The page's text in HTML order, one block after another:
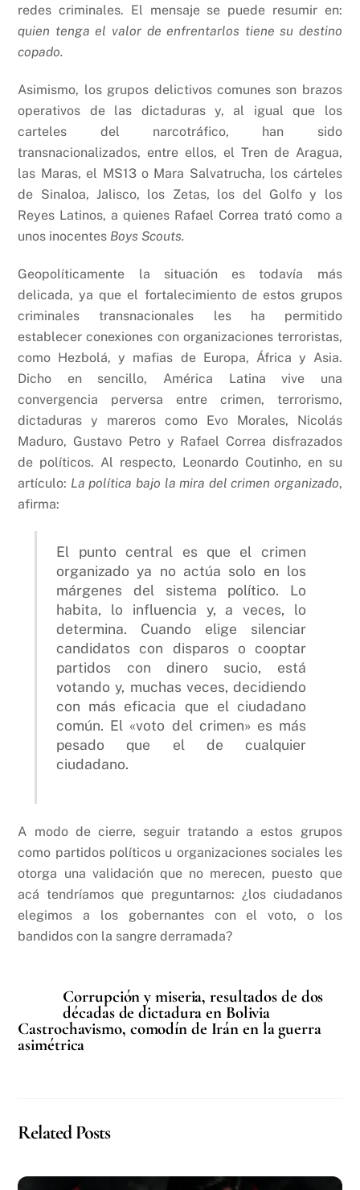
redes criminales. El mensaje se puede resumir en:
quien tenga el valor de enfrentarlos tiene su destino
copado.
Asimismo, los grupos delictivos comunes son brazos
operativos de las dictaduras y, al igual que los
carteles del narcotráfico, han sido
transnacionalizados, entre ellos, el Tren de Aragua,
las Maras, el MS13 o Mara Salvatrucha, los cárteles
de Sinaloa, Jalisco, los Zetas, los del Golfo y los
Reyes Latinos, a quienes Rafael Correa trató como a
unos inocentes Boys Scouts.
Geopolíticamente la situación es todavía más
delicada, ya que el fortalecimiento de estos grupos
criminales transnacionales les ha permitido
establecer conexiones con organizaciones terroristas,
como Hezbolá, y mafias de Europa, África y Asia.
Dicho en sencillo, América Latina vive una
convergencia perversa entre crimen, terrorismo,
dictaduras y mareros como Evo Morales, Nicolás
Maduro, Gustavo Petro y Rafael Correa disfrazados
de políticos. Al respecto, Leonardo Coutinho, en su
artículo: La política bajo la mira del crimen organizado,
afirma:
El punto central es que el crimen
organizado ya no actúa solo en los
márgenes del sistema político. Lo
habita, lo influencia y, a veces, lo
determina. Cuando elige silenciar
candidatos con disparos o cooptar
partidos con dinero sucio, está
votando y, muchas veces, decidiendo
con más eficacia que el ciudadano
común. El «voto del crimen» es más
pesado que el de cualquier
ciudadano.
A modo de cierre, seguir tratando a estos grupos
como partidos políticos u organizaciones sociales les
otorga una validación que no merecen, puesto que
acá tendríamos que preguntarnos: ¿los ciudadanos
elegimos a los gobernantes con el voto, o los
bandidos con la sangre derramada?
Corrupción y miseria, resultados de dos
décadas de dictadura en Bolivia
Castrochavismo, comodín de Irán en la guerra
asimétrica
Related Posts